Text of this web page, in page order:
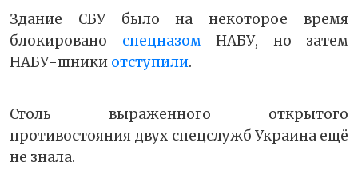
Здание СБУ было на некоторое время
блокировано спецназомНАБУ, но затем
НАБУ-шники отступили.
Столь выраженного открытого
противостояния двух спецслужб Украина ещё
не знала.